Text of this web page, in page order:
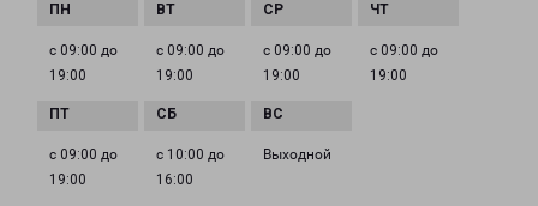
с 09:00 до
19:00
с 09:00 до
19:00
с 09:00 до
19:00
с 09:00 до
19:00
с 09:00 до
19:00
с 10:00 до
16:00
Выходной